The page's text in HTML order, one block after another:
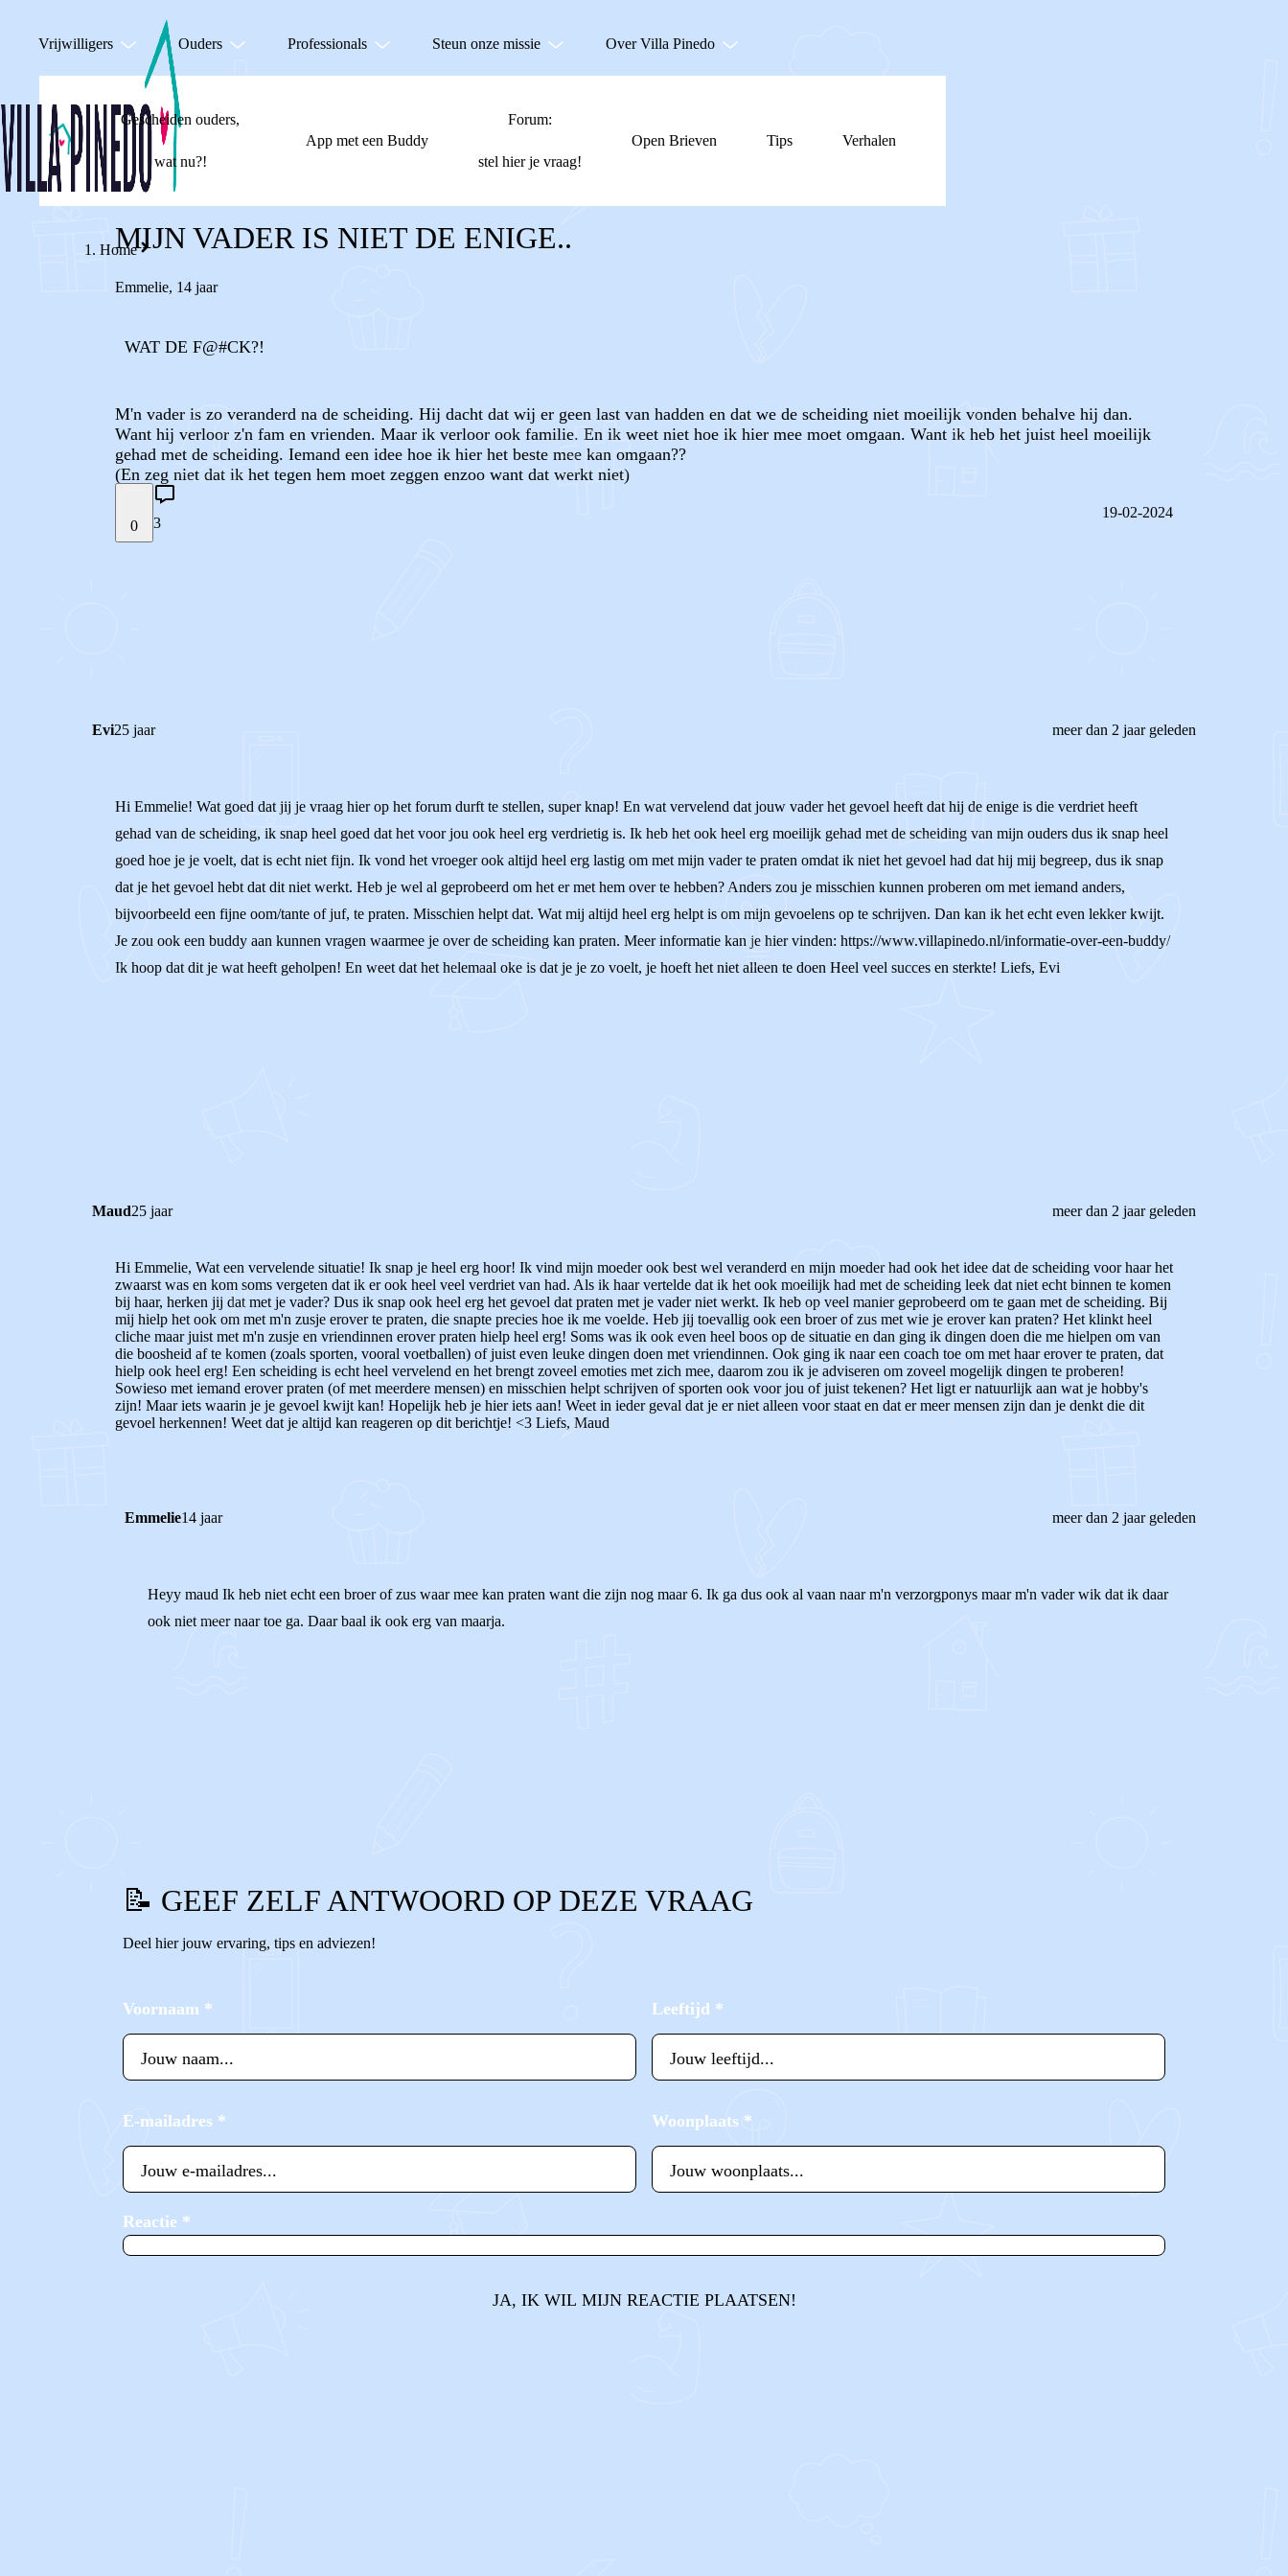
Vrijwilligers Ouders Professionals Steun onze missie Over Villa Pinedo
Gescheiden ouders,
wat nu?!
App met een Buddy
Forum:
stel hier je vraag!
Open Brieven Tips Verhalen
Home
MIJN VADER IS NIET DE ENIGE..
Emmelie, 14 jaar
WAT DE F@#CK?!
M'n vader is zo veranderd na de scheiding. Hij dacht dat wij er geen last van hadden en dat we de scheiding niet moeilijk vonden behalve hij dan.
Want hij verloor z'n fam en vrienden. Maar ik verloor ook familie. En ik weet niet hoe ik hier mee moet omgaan. Want ik heb het juist heel moeilijk
gehad met de scheiding. Iemand een idee hoe ik hier het beste mee kan omgaan??
(En zeg niet dat ik het tegen hem moet zeggen enzoo want dat werkt niet)
0 3
19-02-2024
Evi25 jaar meer dan 2 jaar geleden
Hi Emmelie! Wat goed dat jij je vraag hier op het forum durft te stellen, super knap! En wat vervelend dat jouw vader het gevoel heeft dat hij de enige is die verdriet heeft
gehad van de scheiding, ik snap heel goed dat het voor jou ook heel erg verdrietig is. Ik heb het ook heel erg moeilijk gehad met de scheiding van mijn ouders dus ik snap heel
goed hoe je je voelt, dat is echt niet fijn. Ik vond het vroeger ook altijd heel erg lastig om met mijn vader te praten omdat ik niet het gevoel had dat hij mij begreep, dus ik snap
dat je het gevoel hebt dat dit niet werkt. Heb je wel al geprobeerd om het er met hem over te hebben? Anders zou je misschien kunnen proberen om met iemand anders,
bijvoorbeeld een fijne oom/tante of juf, te praten. Misschien helpt dat. Wat mij altijd heel erg helpt is om mijn gevoelens op te schrijven. Dan kan ik het echt even lekker kwijt.
Je zou ook een buddy aan kunnen vragen waarmee je over de scheiding kan praten. Meer informatie kan je hier vinden: https://www.villapinedo.nl/informatie-over-een-buddy/
Ik hoop dat dit je wat heeft geholpen! En weet dat het helemaal oke is dat je je zo voelt, je hoeft het niet alleen te doen Heel veel succes en sterkte! Liefs, Evi
Maud25 jaar meer dan 2 jaar geleden
Hi Emmelie, Wat een vervelende situatie! Ik snap je heel erg hoor! Ik vind mijn moeder ook best wel veranderd en mijn moeder had ook het idee dat de scheiding voor haar het
zwaarst was en kom soms vergeten dat ik er ook heel veel verdriet van had. Als ik haar vertelde dat ik het ook moeilijk had met de scheiding leek dat niet echt binnen te komen
bij haar, herken jij dat met je vader? Dus ik snap ook heel erg het gevoel dat praten met je vader niet werkt. Ik heb op veel manier geprobeerd om te gaan met de scheiding. Bij
mij hielp het ook om met m'n zusje erover te praten, die snapte precies hoe ik me voelde. Heb jij toevallig ook een broer of zus met wie je erover kan praten? Het klinkt heel
cliche maar juist met m'n zusje en vriendinnen erover praten hielp heel erg! Soms was ik ook even heel boos op de situatie en dan ging ik dingen doen die me hielpen om van
die boosheid af te komen (zoals sporten, vooral voetballen) of juist even leuke dingen doen met vriendinnen. Ook ging ik naar een coach toe om met haar erover te praten, dat
hielp ook heel erg! Een scheiding is echt heel vervelend en het brengt zoveel emoties met zich mee, daarom zou ik je adviseren om zoveel mogelijk dingen te proberen!
Sowieso met iemand erover praten (of met meerdere mensen) en misschien helpt schrijven of sporten ook voor jou of juist tekenen? Het ligt er natuurlijk aan wat je hobby's
zijn! Maar iets waarin je je gevoel kwijt kan! Hopelijk heb je hier iets aan! Weet in ieder geval dat je er niet alleen voor staat en dat er meer mensen zijn dan je denkt die dit
gevoel herkennen! Weet dat je altijd kan reageren op dit berichtje! <3 Liefs, Maud
Emmelie14 jaar meer dan 2 jaar geleden
Heyy maud Ik heb niet echt een broer of zus waar mee kan praten want die zijn nog maar 6. Ik ga dus ook al vaan naar m'n verzorgponys maar m'n vader wik dat ik daar
ook niet meer naar toe ga. Daar baal ik ook erg van maarja.
📝 GEEF ZELF ANTWOORD OP DEZE VRAAG
Deel hier jouw ervaring, tips en adviezen!
Voornaam * Leeftijd *
E-mailadres * Woonplaats *
Reactie *
JA, IK WIL MIJN REACTIE PLAATSEN!